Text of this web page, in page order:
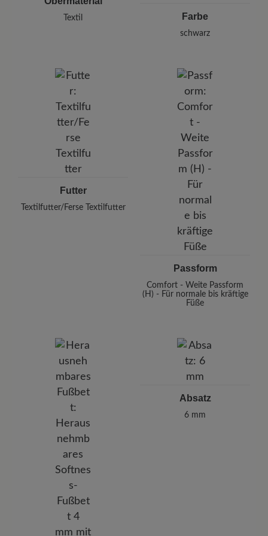
Textil Farbe
schwarz
Futter
Textilfutter/Ferse Textilfutter
Passform
Comfort - Weite Passform
(H) - Für normale bis kräftige
Füße
Absatz
6 mm